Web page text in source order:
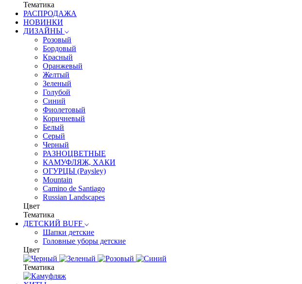
Тематика
РАСПРОДАЖА
НОВИНКИ
ДИЗАЙНЫ
Розовый
Бордовый
Красный
Оранжевый
Желтый
Зеленый
Голубой
Синий
Фиолетовый
Коричневый
Белый
Серый
Черный
РАЗНОЦВЕТНЫЕ
КАМУФЛЯЖ, ХАКИ
ОГУРЦЫ (Paysley)
Mountain
Camino de Santiago
Russian Landscapes
Цвет
Тематика
ДЕТСКИЙ BUFF
Шапки детские
Головные уборы детские
Цвет
Тематика